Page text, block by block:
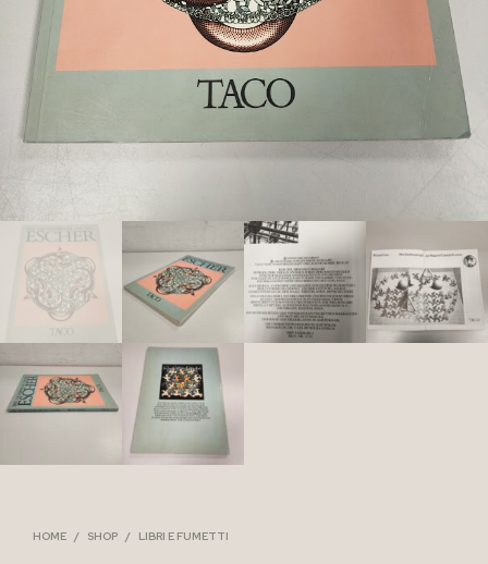
HOME / SHOP / LIBRI E FUMETTI